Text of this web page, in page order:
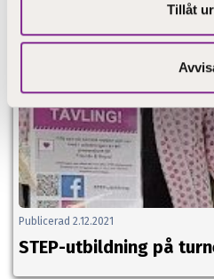
Tillåt
Publicerad 2.12.2021
STEP-utbildning på